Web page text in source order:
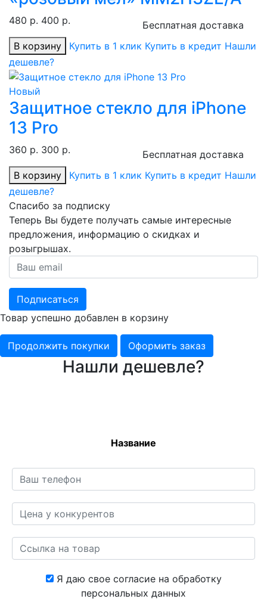
480 р. 400 р.
Бесплатная доставка
В корзину
Купить в 1 клик Купить в кредит Нашли
дешевле?
Новый
Защитное стекло для iPhone
13 Pro
360 р. 300 р.
Бесплатная доставка
В корзину
Купить в 1 клик Купить в кредит Нашли
дешевле?
Спасибо за подписку
Теперь Вы будете получать самые интересные
предложения, информацию о скидках и
розыгрышах.
Подписаться
Товар успешно добавлен в корзину
Продолжить покупки Оформить заказ
Нашли дешевле?
Название
Я даю свое согласие на обработку
персональных данных